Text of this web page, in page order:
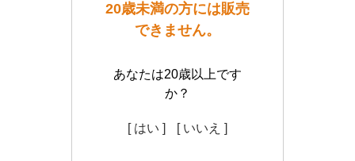
20歳未満の方には販売
できません。
あなたは20歳以上です
か？
[ はい ] [ いいえ ]